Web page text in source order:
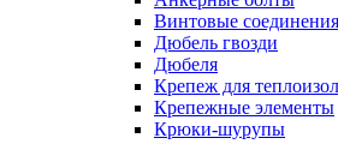
Винтовые соединения
Дюбель гвозди
Дюбеля
Крепеж для
Крепежные элементы
Крюки-шурупы